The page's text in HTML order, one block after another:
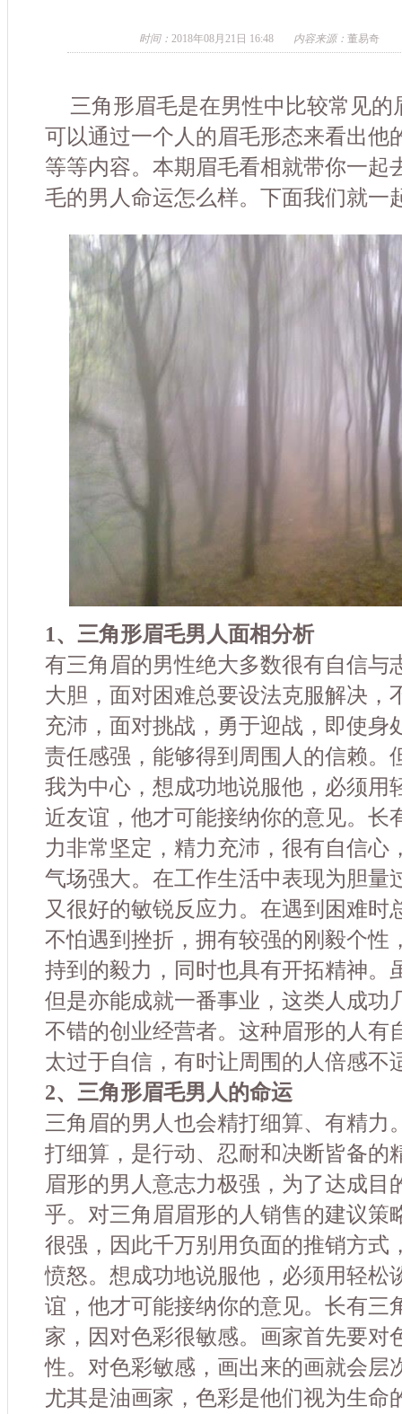
时间： 2018年08月21日 16:48 内容来源： 董易奇
三角形眉毛是在男性中比较常见
可以通过一个人的眉毛形态来看出他
等等内容。本期眉毛看相就带你一起
毛的男人命运怎么样。下面我们就一
1、三角形眉毛男人面相分析
有三角眉的男性绝大多数很有自信与
大胆，面对困难总要设法克服解决，
充沛，面对挑战，勇于迎战，即使身
责任感强，能够得到周围人的信赖。
我为中心，想成功地说服他，必须用
近友谊，他才可能接纳你的意见。长
力非常坚定，精力充沛，很有自信心
气场强大。在工作生活中表现为胆量
又很好的敏锐反应力。在遇到困难时
不怕遇到挫折，拥有较强的刚毅个性
持到的毅力，同时也具有开拓精神。
但是亦能成就一番事业，这类人成功
不错的创业经营者。这种眉形的人有
太过于自信，有时让周围的人倍感不
2、三角形眉毛男人的命运
三角眉的男人也会精打细算、有精力
打细算，是行动、忍耐和决断皆备的
眉形的男人意志力极强，为了达成目
乎。对三角眉眉形的人销售的建议策
很强，因此千万别用负面的推销方式
愤怒。想成功地说服他，必须用轻松
谊，他才可能接纳你的意见。长有三
家，因对色彩很敏感。画家首先要对
性。对色彩敏感，画出来的画就会层
尤其是油画家，色彩是他们视为生命